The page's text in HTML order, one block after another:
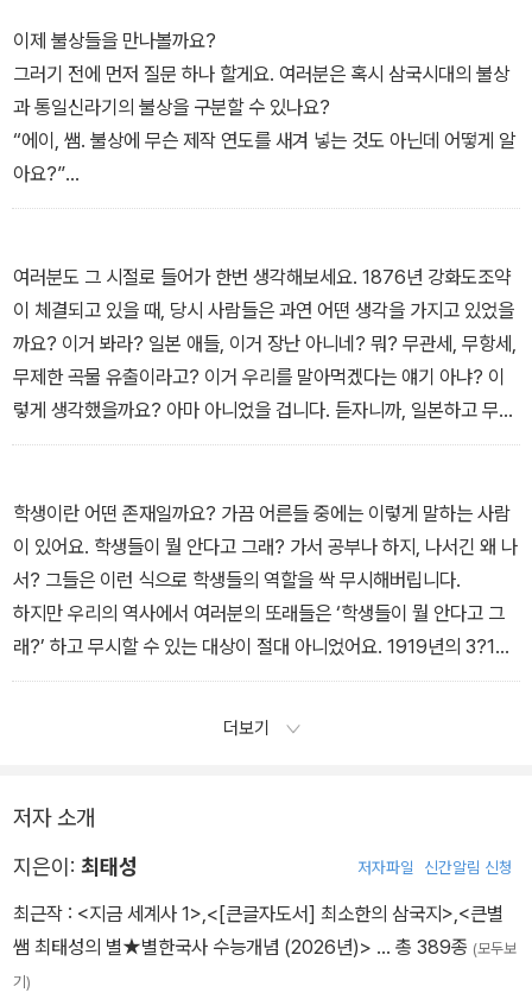
서 토지제도와 수취제도만 이해하면 경제 공부의 기본 틀을 확실히
세울 수 있어요. 전혀 복잡할 게 없지만, 용어에 채이지 않기 위해선
눈 부릅뜨고 따라오기 바랍니다.
_‘10 토지제도의 개념’ 중에서(전근대편)
이제 불상들을 만나볼까요?
그러기 전에 먼저 질문 하나 할게요. 여러분은 혹시 삼국시대의 불상
과 통일신라기의 불상을 구분할 수 있나요?
“에이, 쌤. 불상에 무슨 제작 연도를 새겨 넣는 것도 아닌데 어떻게 알
아요?”
아니, 알 수 있습니다. 분위기가 다르거든요. 여러분이 잘 알고 있는
숙함이 느껴지지요? 입을 굳게 다물고 눈도 뜬 듯 만 듯, 감히 범접하
기 어려운 표정을 짓고 있습니다. 석굴암 본존불은 그것이 만들어진
신라 중대의 분위기를 반영하고 있어요. 이 시기는 전제왕권이 강화
되던 때입니다. 당시의 권위주의적인 분위기가 불상에 고스란히 담겨
있는 거예요. 반면에 서산의 마애삼존불이나 경주의 배리삼존불을 보
세요. 웃고 있습니다. 귀엽다고 할 정도로 친밀감이 느껴지는 불상이
왜 이런 차이가 나타날까요? 이유는 간단합니다. 삼국시대는 아직 불
교가 대중화되기 전이에요. 사람들이 외래종교인 불교에 대해 막연히
두려워하고 있는 상황입니다. 이런 판국에 석굴암 본존불 같은 엄숙
한 부처님을 갖다 놓았다고 생각해보세요. 불교? 사람들은 절대 안
믿습니다. 믿게 하려면 친근감을 줘야 해요. 그래서 불상이 웃고 있는
_‘14 고대의 문화, 과학과 예술’ 중에서(전근대편)
여러분도 그 시절로 들어가 한번 생각해보세요. 1876년 강화도조약
이 체결되고 있을 때, 당시 사람들은 과연 어떤 생각을 가지고 있었을
까요? 이거 봐라? 일본 애들, 이거 장난 아니네? 뭐? 무관세, 무항세,
무제한 곡물 유출이라고? 이거 우리를 말아먹겠다는 얘기 아냐? 이
렇게 생각했을까요? 아마 아니었을 겁니다. 듣자니까, 일본하고 무슨
무슨 조약 맺는다며? 일본 사람들이 들어와서 자기네 화폐로 물건을
을 겁니다.
강화도조약의 첫 출발은 조금 문을 연 것뿐이었습니다. 부산, 원산, 인
천, 이 세 군데의 문을 빠끔 열어준 것뿐이었죠. 하지만 그 결과는 뭐
였습니까? 이 땅이 식민지가 되는 거였습니다. 결과론적으로 이야기
한다면 이 강화도조약으로 말미암아 우리나라가 식민지가 되었다는
얘깁니다. 위정자들의 일인 줄로만 알았던 그 조약이, 자신과는 직접
이렇게 돌아가고 있는데 여러분은 어떻습니까? FTA에 관심을 가져
적 있나요? FTA가 우리의 경제와 사회에 어떤 파급 효과를 갖는지
생각해본 적 있어요? 아마 대부분 없을 겁니다. FTA가 체결되면 농
민과 축산업자들이 좀 힘들어진다, 관세 없이 자동차를 수출할 수 있
다, 뭐 그 정도만 알고 있을 겁니다.
학생이란 어떤 존재일까요? 가끔 어른들 중에는 이렇게 말하는 사람
이 있어요. 학생들이 뭘 안다고 그래? 가서 공부나 하지, 나서긴 왜 나
서? 그들은 이런 식으로 학생들의 역할을 싹 무시해버립니다.
하지만 우리의 역사에서 여러분의 또래들은 ‘학생들이 뭘 안다고 그
래?’ 하고 무시할 수 있는 대상이 절대 아니었어요. 1919년의 3?1운
동 때도, 1920년대의 6?10만세운동과 광주학생항일운동 때도, 그리
나로 거리로 뛰쳐나와 일제 타도를 외쳤습니다. 바로 여러분 또래였
식민지 통치에 맞서서 아니오! 라고 당당히 외쳤던 존재가 바로 여러
분이었어요.
학생이란 하늘을 마음껏 날아야 하는 독수리입니다. 자유를 찾아 마
음껏 날갯짓할 수 있는 독수리여야 해요. 그러나 지금은 어떻습니까?
더보기
저자 소개
지은이: 최태성 저자파일 신간알림 신청
최근작 : <지금 세계사 1> <[큰글자도서] 최소한의 삼국지> <큰별
쌤 최태성의 별★별한국사 수능개념 (2026년)> … 총 389종 (모두보
기)